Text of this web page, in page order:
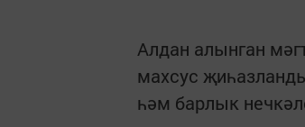
Алдан алынган
махсус
һәм барлык